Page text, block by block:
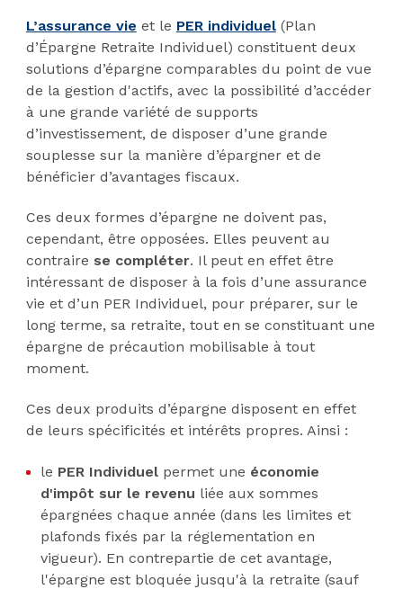
L’assurance vie et le PER individuel(Plan
d’Épargne Retraite Individuel) constituent deux
solutions d’épargne comparables du point de vue
de la gestion d'actifs, avec la possibilité d’accéder
à une grande variété de supports
d’investissement, de disposer d’une grande
souplesse sur la manière d’épargner et de
bénéficier d’avantages fiscaux.
Ces deux formes d’épargne ne doivent pas,
cependant, être opposées. Elles peuvent au
contraire se compléter. Il peut en effet être
intéressant de disposer à la fois d’une assurance
vie et d’un PER Individuel, pour préparer, sur le
long terme, sa retraite, tout en se constituant une
épargne de précaution mobilisable à tout
moment.
Ces deux produits d’épargne disposent en effet
de leurs spécificités et intérêts propres. Ainsi :
le PER Individuelpermet une économie
d'impôt sur le revenu liée aux sommes
épargnées chaque année (dans les limites et
plafonds fixés par la réglementation en
vigueur). En contrepartie de cet avantage,
l'épargne est bloquée jusqu'à la retraite (sauf